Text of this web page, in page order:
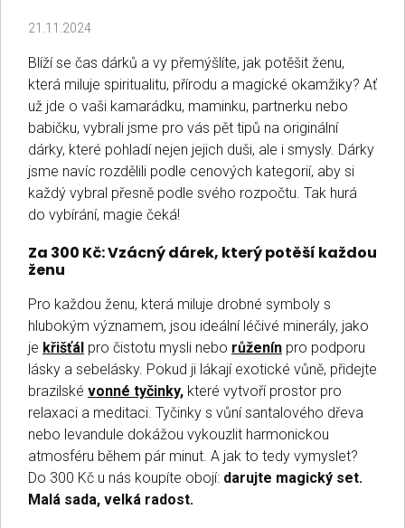
21.11.2024
Blíží se čas dárků a vy přemýšlíte, jak potěšit ženu,
která miluje spiritualitu, přírodu a magické okamžiky? Ať
už jde o vaši kamarádku, maminku, partnerku nebo
babičku, vybrali jsme pro vás pět tipů na originální
dárky, které pohladí nejen jejich duši, ale i smysly. Dárky
jsme navíc rozdělili podle cenových kategorií, aby si
každý vybral přesně podle svého rozpočtu. Tak hurá
do vybírání, magie čeká!
Za 300 Kč: Vzácný dárek, který potěší každou
ženu
Pro každou ženu, která miluje drobné symboly s
hlubokým významem, jsou ideální léčivé minerály, jako
je křišťál pro čistotu mysli nebo růženín pro podporu
lásky a sebelásky. Pokud ji lákají exotické vůně, přidejte
brazilské vonné tyčinky, které vytvoří prostor pro
relaxaci a meditaci. Tyčinky s vůní santalového dřeva
nebo levandule dokážou vykouzlit harmonickou
atmosféru během pár minut. A jak to tedy vymyslet?
Do 300 Kč u nás koupíte obojí: darujte magický set.
Malá sada, velká radost.